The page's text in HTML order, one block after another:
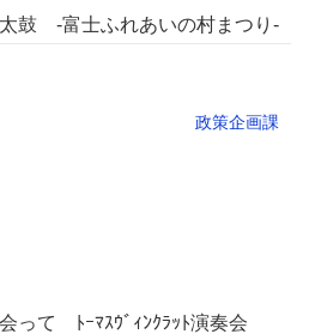
鼓 -富士ふれあいの村まつり-
政策企画課
って ﾄｰﾏｽｳﾞｨﾝｸﾗｯﾄ演奏会